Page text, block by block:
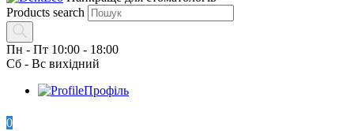
Products search
Пн - Пт 10:00 - 18:00
Сб - Вс вихідний
Профіль
0